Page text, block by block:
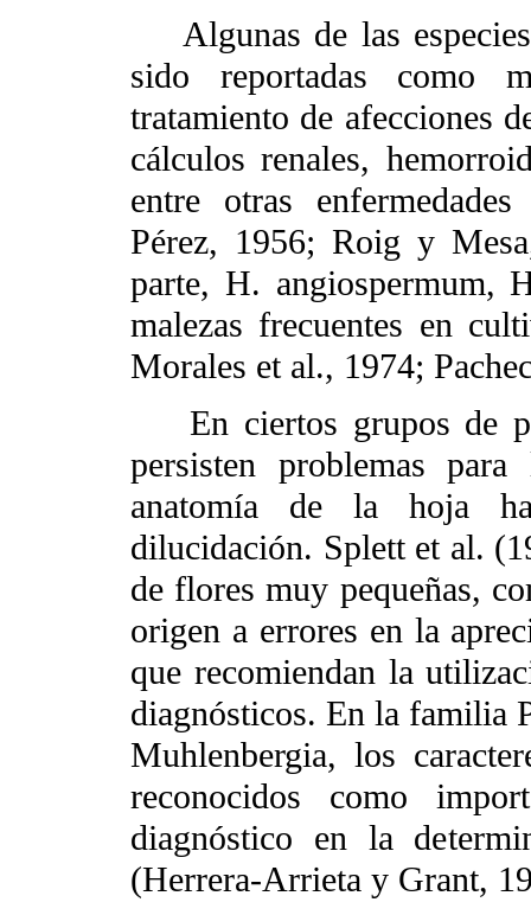
Algunas de las
sido reportadas como
tratamiento de afecciones
cálculos renales,
entre otras
Pérez, 1956; Roig y
parte, H. angiospermum,
malezas frecuentes en
Morales et al., 1974;
En ciertos grupos de
persisten problemas
anatomía de la hoja
dilucidación. Splett et al.
de flores muy pequeñas,
origen a errores en la
que recomiendan la
diagnósticos. En la familia
Muhlenbergia, los
reconocidos como
diagnóstico en la
(Herrera-Arrieta y Grant,